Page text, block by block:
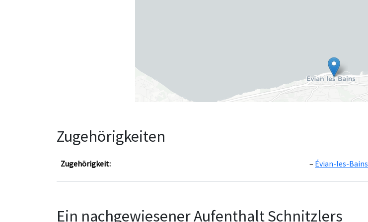
Zugehörigkeiten
Zugehörigkeit: Évian-les-Bains
Ein nachgewiesener Aufenthalt Schnitzlers